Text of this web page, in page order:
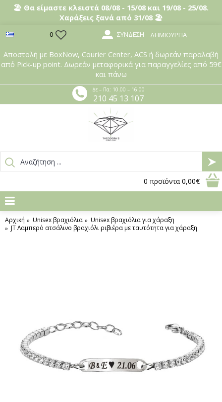
🏖️ Θα είμαστε κλειστά 08/08 - 15/08 και 19/08 - 25/08.
Χαράξεις ξανά από 31/08 🏖️
0 ΣΎΝΔΕΣΗ ΔΗΜΙΟΥΡΓΊΑ
Αποστολή με BoxNow, Courier Center, ACS ή δωρεάν παραλαβή
από Pick-up point. Δωρεάν μεταφορικά για παραγγελίες από 59€
και πάνω
Δε – Πα: 10.00 – 16.00
210 45 13 107
0 προϊόντα 0,00€
Αρχική Unisex βραχιόλια
Unisex βραχιόλια για χάραξη
JT Λαμπερό ατσάλινο βραχιόλι ριβιέρα με ταυτότητα για χάραξη